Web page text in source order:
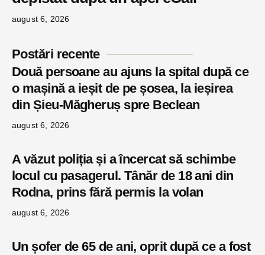
august 6, 2026
Postări recente
Două persoane au ajuns la spital după ce
o mașină a ieșit de pe șosea, la ieșirea
din Șieu-Măgheruș spre Beclean
august 6, 2026
A văzut poliția și a încercat să schimbe
locul cu pasagerul. Tânăr de 18 ani din
Rodna, prins fără permis la volan
august 6, 2026
Un șofer de 65 de ani, oprit după ce a fost